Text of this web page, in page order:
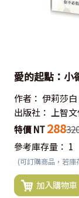
愛的起點：小
作者： 伊莉莎
出版社： 上智
特價 NT 288
參考庫存量： 1
(可訂購商品，若庫
加入購物車